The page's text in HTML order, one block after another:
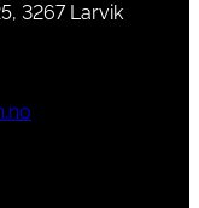
3267 Larvik